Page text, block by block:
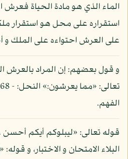
الماء الذي هو مادة الحياة
استقراره على محل هو استقرار
على العرش احتواءه على الملك و
و قول بعضهم: إن المراد بالعرش
الفهم.
قوله تعالى: «ليبلوكم أيكم أحسن
البلاء الامتحان و الاختبار، و